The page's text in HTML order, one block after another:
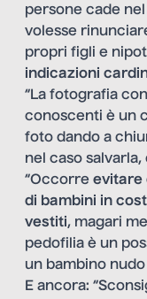
persone cade
volesse
propri figli e
indicazioni
“La fotografia
conoscenti è un
foto dando a
nel caso
“Occorre evitare
di bambini in
vestiti, magari
pedofilia è un
un bambino
E ancora: